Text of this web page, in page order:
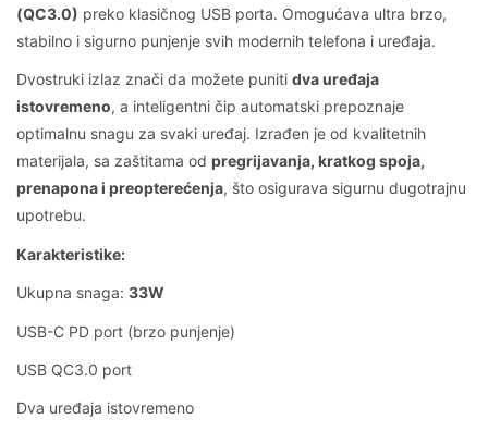
(QC3.0) preko klasičnog USB porta. Omogućava ultra brzo,
stabilno i sigurno punjenje svih modernih telefona i uređaja.
Dvostruki izlaz znači da možete puniti dva uređaja
istovremeno, a inteligentni čip automatski prepoznaje
optimalnu snagu za svaki uređaj. Izrađen je od kvalitetnih
materijala, sa zaštitama od pregrijavanja, kratkog spoja,
prenapona i preopterećenja, što osigurava sigurnu dugotrajnu
upotrebu.
Karakteristike:
Ukupna snaga: 33W
USB-C PD port (brzo punjenje)
USB QC3.0 port
Dva uređaja istovremeno